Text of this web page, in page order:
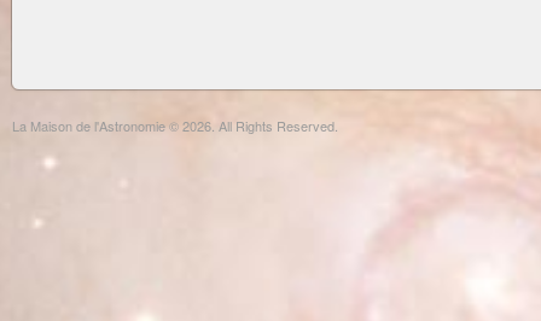
La Maison de l'Astronomie © 2026. All Rights Reserved.